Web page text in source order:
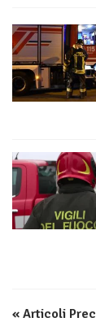
« Articoli